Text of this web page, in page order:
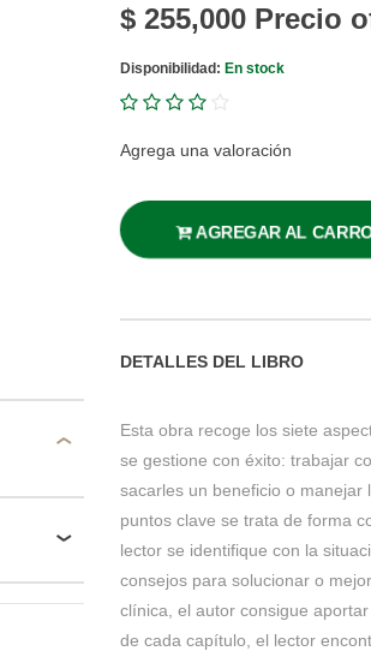
$ 255,000 Precio
Disponibilidad: En stock
Agrega una valoración
AGREGAR AL
DETALLES DEL LIBRO
Esta obra recoge los siete
se gestione con éxito: trabajar
sacarles un beneficio o manejar
puntos clave se trata de forma
lector se identifique con la
consejos para solucionar o
clínica, el autor consigue
de cada capítulo, el lector